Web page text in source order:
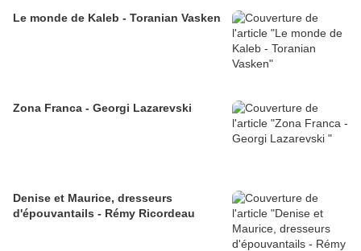
Le monde de Kaleb - Toranian Vasken
Zona Franca - Georgi Lazarevski
Denise et Maurice, dresseurs
d'épouvantails - Rémy Ricordeau